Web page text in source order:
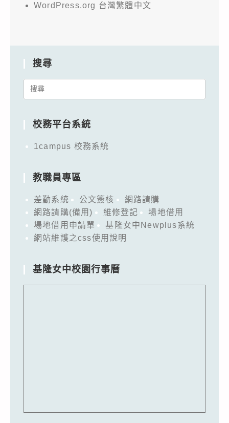
WordPress.org 台灣繁體中文
搜尋
Search
校務平台系統
1campus 校務系統
教職員專區
差勤系統 公文簽核
網路請購
網路請購(備用)
維修登記
場地借用
場地借用申請單
基隆女中Newplus系統
網站維護之css使用說明
基隆女中校園行事曆